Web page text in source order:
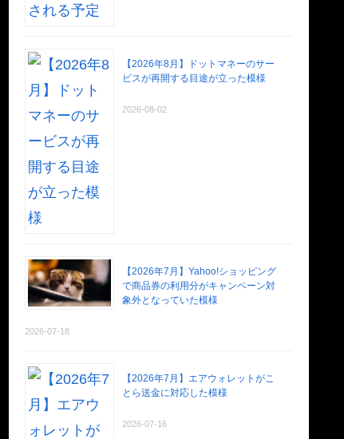
【2026年8月】ドットマネーのサー
ビスが再開する目途が立った模様
2026-08-02
【2026年7月】Yahoo!ショッピング
で商品券の利用分がキャンペーン対
象外となっていた模様
2026-07-18
【2026年7月】エアウォレットがこ
とら送金に対応した模様
2026-07-16